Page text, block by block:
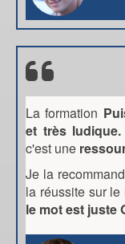
La formation
et très ludique.
c'est une
Je la
la réussite sur le
le mot est juste